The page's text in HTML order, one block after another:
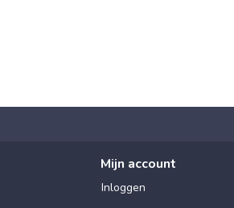
Mijn account
Inloggen